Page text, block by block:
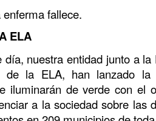
fallece.
ELA
nuestra entidad junto a la
de la ELA, han lanzado la
iluminarán de verde con el
a la sociedad sobre las